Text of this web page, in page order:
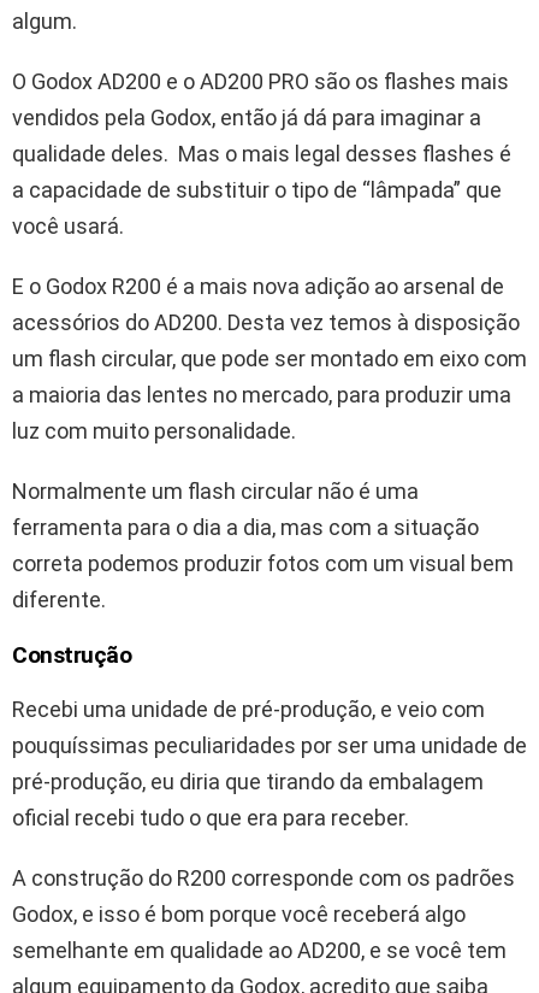
algum.
O Godox AD200 e o AD200 PRO são os flashes mais
vendidos pela Godox, então já dá para imaginar a
qualidade deles. Mas o mais legal desses flashes é
a capacidade de substituir o tipo de “lâmpada” que
você usará.
E o Godox R200 é a mais nova adição ao arsenal de
acessórios do AD200. Desta vez temos à disposição
um flash circular, que pode ser montado em eixo com
a maioria das lentes no mercado, para produzir uma
luz com muito personalidade.
Normalmente um flash circular não é uma
ferramenta para o dia a dia, mas com a situação
correta podemos produzir fotos com um visual bem
diferente.
Construção
Recebi uma unidade de pré-produção, e veio com
pouquíssimas peculiaridades por ser uma unidade de
pré-produção, eu diria que tirando da embalagem
oficial recebi tudo o que era para receber.
A construção do R200 corresponde com os padrões
Godox, e isso é bom porque você receberá algo
semelhante em qualidade ao AD200, e se você tem
algum equipamento da Godox, acredito que saiba